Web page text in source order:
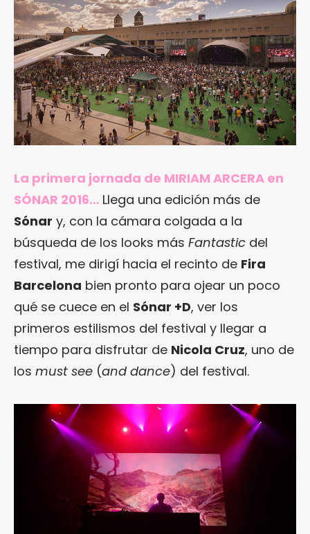
La primera jornada de MIRIAM ARCERA en
SÓNAR 2016… Llega una edición más de
Sónar y, con la cámara colgada a la
búsqueda de los looks más Fantastic del
festival, me dirigí hacia el recinto de Fira
Barcelona bien pronto para ojear un poco
qué se cuece en el Sónar +D, ver los
primeros estilismos del festival y llegar a
tiempo para disfrutar de Nicola Cruz, uno de
los must see (and dance) del festival.